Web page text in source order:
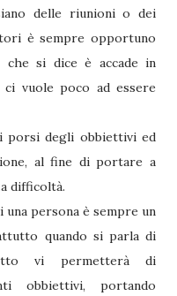
delle riunioni o dei
è sempre opportuno
si dice è accade in
vuole poco ad essere
porsi degli obbiettivi ed
al fine di portare a
difficoltà.
persona è sempre un
quando si parla di
vi permetterà di
obbiettivi, portando